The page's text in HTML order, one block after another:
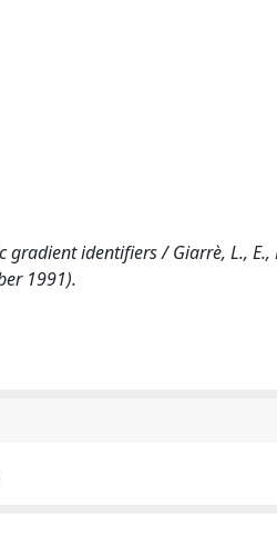
identifiers / Giarrè, L., E.,
1991).